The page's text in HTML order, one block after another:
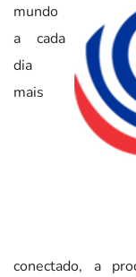
mundo
a cada
dia
mais
conectado, a